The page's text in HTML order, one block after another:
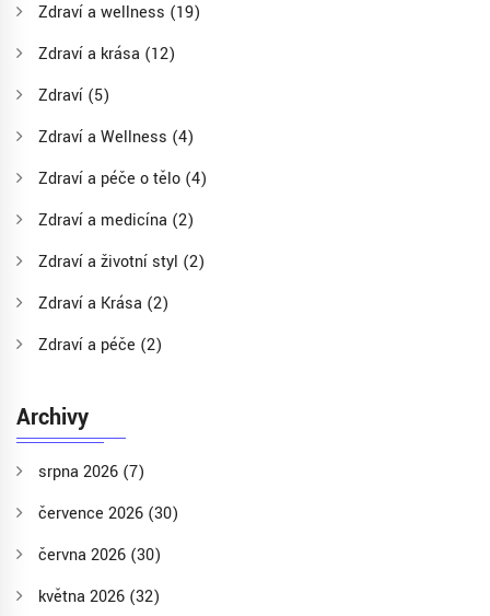
Zdraví a wellness (19)
Zdraví a krása (12)
Zdraví (5)
Zdraví a Wellness (4)
Zdraví a péče o tělo (4)
Zdraví a medicína (2)
Zdraví a životní styl (2)
Zdraví a Krása (2)
Zdraví a péče (2)
Archivy
srpna 2026 (7)
července 2026 (30)
června 2026 (30)
května 2026 (32)